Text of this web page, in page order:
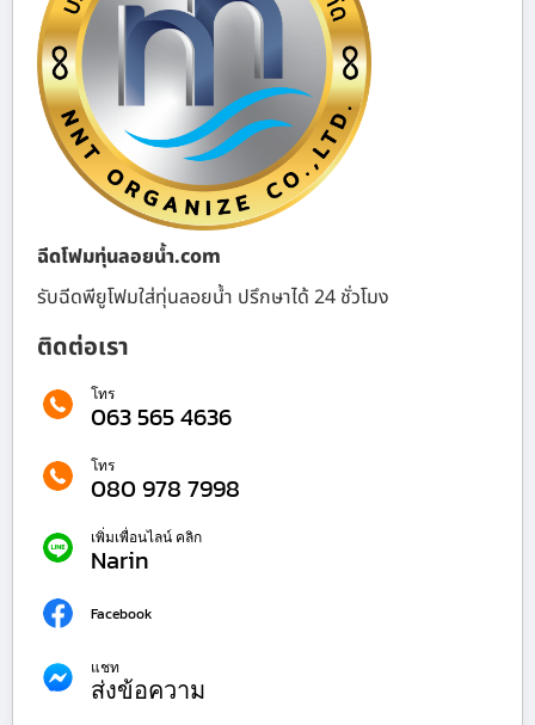
ฉีดโฟมทุ่นลอยน้ำ.com
รับฉีดพียูโฟมใส่ทุ่นลอยน้ำ ปรึกษาได้ 24 ชั่วโมง
ติดต่อเรา
โทร
063 565 4636
โทร
080 978 7998
เพิ่มเพื่อนไลน์ คลิก
Narin
Facebook
แชท
ส่งข้อความ